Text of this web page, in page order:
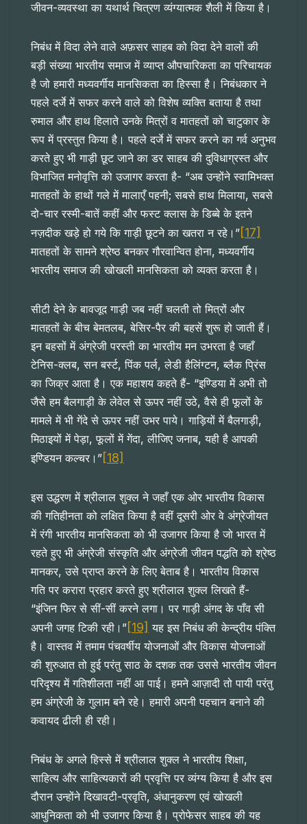
जीवन-व्यवस्था का यथार्थ चित्रण व्यंग्यात्मक शैली में किया है।
निबंध में विदा लेने वाले अफ़सर साहब को विदा देने वालों की
बड़ी संख्या भारतीय समाज में व्याप्त औपचारिकता का परिचायक
है जो हमारी मध्यवर्गीय मानसिकता का हिस्सा है। निबंधकार ने
पहले दर्जे में सफर करने वाले को विशेष व्यक्ति बताया है तथा
रुमाल और हाथ हिलाते उनके मित्रों व मातहतों को चाटुकार के
रूप में प्रस्तुत किया है। पहले दर्जे में सफर करने का गर्व अनुभव
करते हुए भी गाड़ी छूट जाने का डर साहब की दुविधाग्रस्त और
विभाजित मनोवृत्ति को उजागर करता है- “अब उन्होंने स्वामिभक्त
मातहतों के हाथों गले में मालाएँ पहनी; सबसे हाथ मिलाया, सबसे
दो-चार रस्मी-बातें कहीं और फस्ट क्लास के डिब्बे के इतने
नज़दीक खड़े हो गये कि गाड़ी छूटने का खतरा न रहे।” [17]
मातहतों के सामने श्रेष्ठ बनकर गौरवान्वित होना, मध्यवर्गीय
भारतीय समाज की खोखली मानसिकता को व्यक्त करता है।
सीटी देने के बावजूद गाड़ी जब नहीं चलती तो मित्रों और
मातहतों के बीच बेमतलब, बेसिर-पैर की बहसें शुरू हो जाती हैं।
इन बहसों में अंग्रेजी परस्ती का भारतीय मन उभरता है जहाँ
टेनिस-क्लब, सन बर्स्ट, पिंक पर्ल, लेडी हैलिंग्टन, ब्लैक प्रिंस
का जिक्र आता है। एक महाशय कहते हैं- “इण्डिया में अभी तो
जैसे हम बैलगाड़ी के लेवेल से ऊपर नहीं उठे, वैसे ही फूलों के
मामले में भी गेंदे से ऊपर नहीं उभर पाये। गाड़ियों में बैलगाड़ी,
मिठाइयों में पेड़ा, फूलों में गेंदा, लीजिए जनाब, यही है आपकी
इण्डियन कल्चर।” [18]
इस उद्धरण में श्रीलाल शुक्ल ने जहाँ एक ओर भारतीय विकास
की गतिहीनता को लक्षित किया है वहीं दूसरी ओर वे अंग्रेजीयत
में रंगी भारतीय मानसिकता को भी उजागर किया है जो भारत में
रहते हुए भी अंग्रेजी संस्कृति और अंग्रेजी जीवन पद्धति को श्रेष्ठ
मानकर, उसे प्राप्त करने के लिए बेताब है। भारतीय विकास
गति पर करारा प्रहार करते हुए श्रीलाल शुक्ल लिखते हैं-
“इंजिन फिर से सीं-सीं करने लगा। पर गाड़ी अंगद के पाँव सी
अपनी जगह टिकी रही।” [19] यह इस निबंध की केन्द्रीय पंक्ति
है। वास्तव में तमाम पंचवर्षीय योजनाओं और विकास योजनाओं
की शुरुआत तो हुई परंतु साठ के दशक तक उससे भारतीय जीवन
परिदृश्य में गतिशीलता नहीं आ पाई। हमने आज़ादी तो पायी परंतु
हम अंग्रेजी के गुलाम बने रहे। हमारी अपनी पहचान बनाने की
कवायद ढीली ही रही।
निबंध के अगले हिस्से में श्रीलाल शुक्ल ने भारतीय शिक्षा,
साहित्य और साहित्यकारों की प्रवृत्ति पर व्यंग्य किया है और इस
दौरान उन्होंने दिखावटी-प्रवृति, अंधानुकरण एवं खोखली
आधुनिकता को भी उजागर किया है। प्रोफेसर साहब की यह